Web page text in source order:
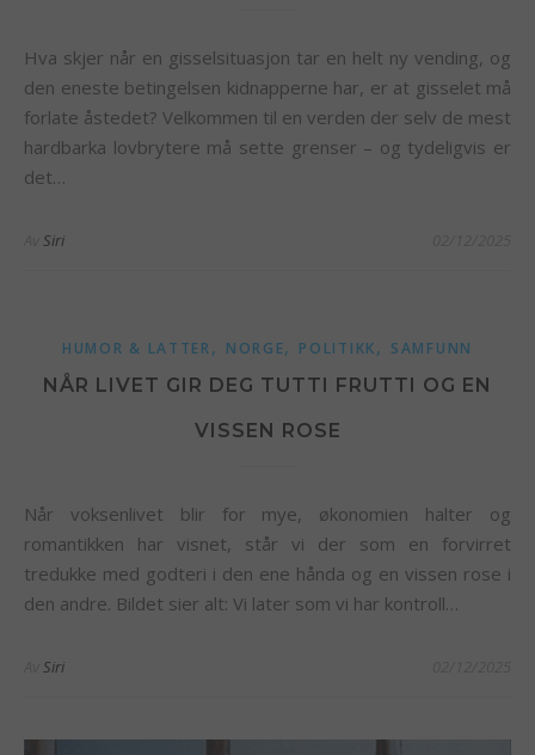
Hva skjer når en gisselsituasjon tar en helt ny vending, og
den eneste betingelsen kidnapperne har, er at gisselet må
forlate åstedet? Velkommen til en verden der selv de mest
hardbarka lovbrytere må sette grenser – og tydeligvis er
det…
Siri
HUMOR & LATTER, NORGE, POLITIKK, SAMFUNN
NÅR LIVET GIR DEG TUTTI FRUTTI OG EN
VISSEN ROSE
Når voksenlivet blir for mye, økonomien halter og
romantikken har visnet, står vi der som en forvirret
tredukke med godteri i den ene hånda og en vissen rose i
den andre. Bildet sier alt: Vi later som vi har kontroll…
Siri